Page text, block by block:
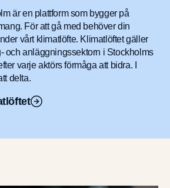
är en plattform som bygger på
För att gå med behöver din
vårt klimatlöfte. Klimatlöftet gäller
och anläggningssektorn i Stockholms
varje aktörs förmåga att bidra. I
delta.